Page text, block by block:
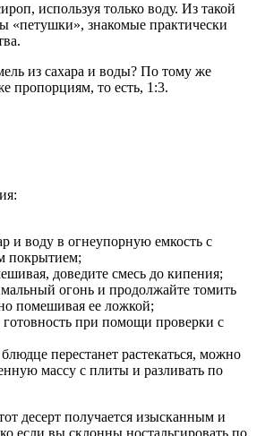
используя только воду. Из такой
«петушки», знакомые практически
из сахара и воды? По тому же
пропорциям, то есть, 1:3.
и воду в огнеупорную емкость с
покрытием;
доведите смесь до кипения;
огонь и продолжайте томить
помешивая ее ложкой;
готовность при помощи проверки с
перестанет растекаться, можно
массу с плиты и разливать по
десерт получается изысканным и